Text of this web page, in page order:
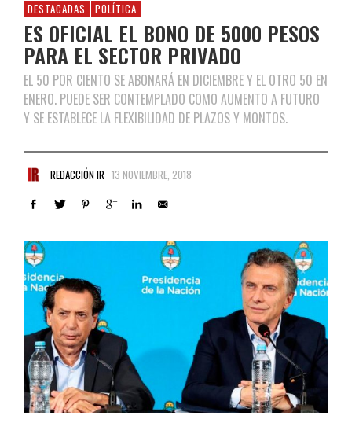
DESTACADAS POLÍTICA
ES OFICIAL EL BONO DE 5000 PESOS
PARA EL SECTOR PRIVADO
EL 50 POR CIENTO SE ABONARÁ EN DICIEMBRE Y EL OTRO 50 EN
ENERO. PUEDE SER CONTEMPLADO COMO AUMENTO A FUTURO
Y SE ESTABLECE LA FLEXIBILIDAD DE PLAZOS Y MONTOS.
REDACCIÓN IR 13 NOVIEMBRE, 2018